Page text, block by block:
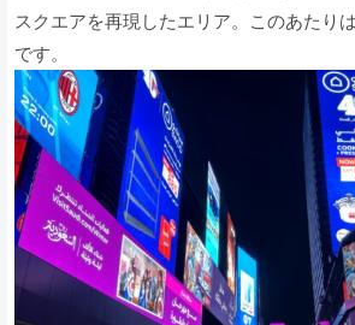
スクエアを再現したエリア。このあたり
です。